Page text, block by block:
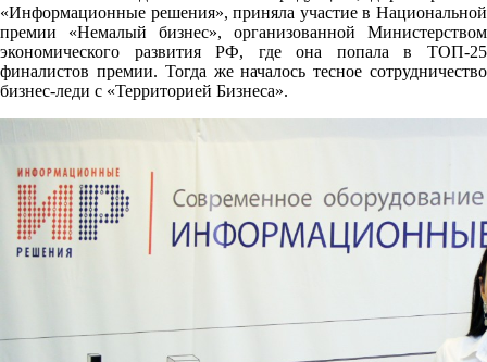
«Информационные решения», приняла участие в Национальной
премии «Немалый бизнес», организованной Министерством
экономического развития РФ, где она попала в ТОП-25
финалистов премии. Тогда же началось тесное сотрудничество
бизнес-леди с «Территорией Бизнеса».